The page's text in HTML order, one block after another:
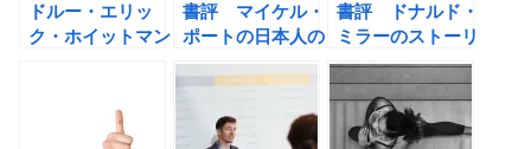
ドルー・エリッ
ク・ホイットマン
書評 マイケル・
ポートの日本人の
知らなかったフリ
ーエージェント起
書評 ドナルド・
ミラーのストーリ
ーブランディング
戦略